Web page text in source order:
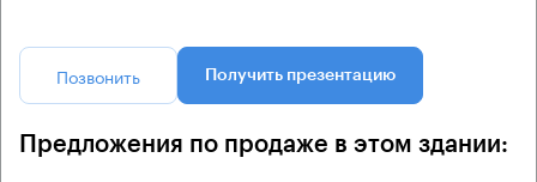
Позвонить Получить презентацию
Предложения по продаже в этом здании: